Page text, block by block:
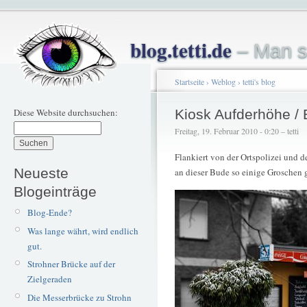
blog.tetti.de– Man
Diese Website durchsuchen:
Neueste
Blogeinträge
Blog-Ende?
Was lange währt, wird endlich
gut.
Strohner Brücke auf der
Zielgeraden
Die Messerbrücke zu Strohn
Startseite› Weblog› tetti's blog
Kiosk Aufderhöhe /
Freitag, 19. Februar 2010 - 0:20 – tetti
Flankiert von der Ortspolizei und
an dieser Bude so einige Groschen